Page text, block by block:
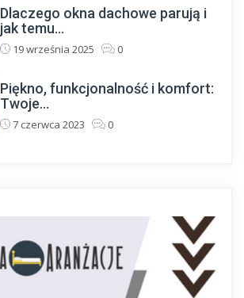
Dlaczego okna dachowe parują i
jak temu...
19 września 2025 0
Piękno, funkcjonalność i komfort:
Twoje...
7 czerwca 2023 0